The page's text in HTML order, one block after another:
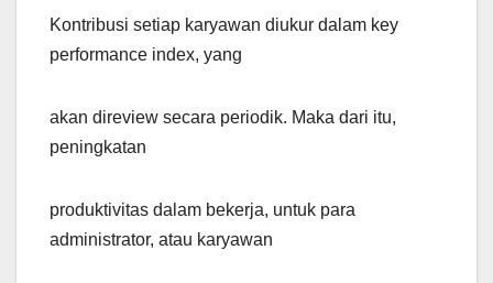
Kontribusi setiap karyawan diukur dalam key
performance index, yang
akan direview secara periodik. Maka dari itu,
peningkatan
produktivitas dalam bekerja, untuk para
administrator, atau karyawan